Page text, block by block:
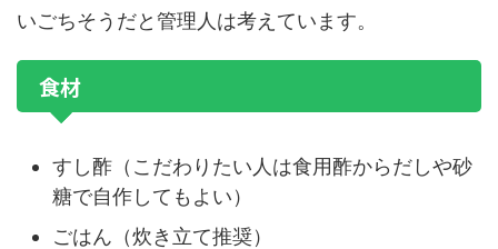
いごちそうだと管理人は考えています。
食材
すし酢（こだわりたい人は食用酢からだしや砂
糖で自作してもよい）
ごはん（炊き立て推奨）